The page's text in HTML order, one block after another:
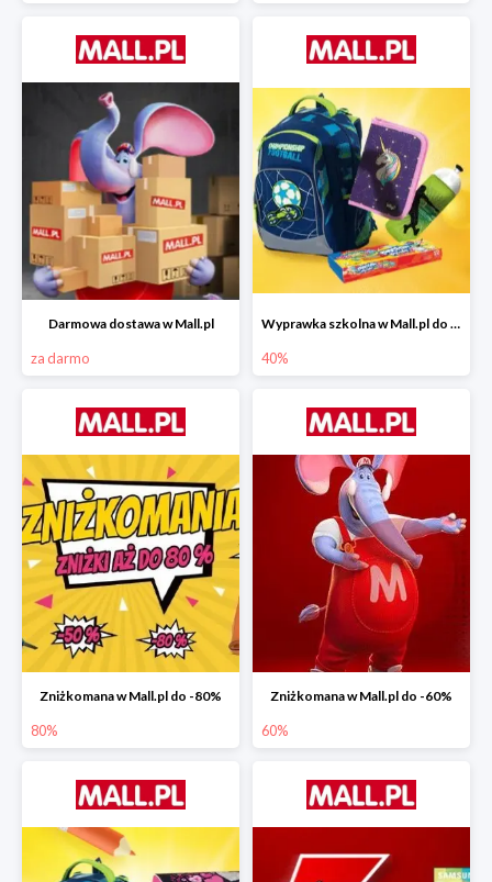
Darmowa dostawa w Mall.pl
za darmo
Wyprawka szkolna w Mall.pl do -40%
40%
Zniżkomana w Mall.pl do -80%
80%
Zniżkomana w Mall.pl do -60%
60%